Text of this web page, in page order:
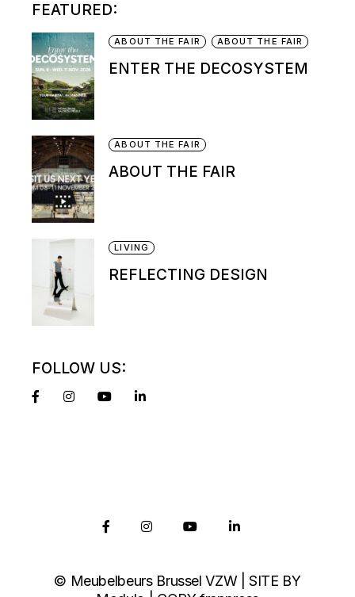
FEATURED:
ABOUT THE FAIR ABOUT THE FAIR
ENTER THE DECOSYSTEM
ABOUT THE FAIR
ABOUT THE FAIR
LIVING
REFLECTING DESIGN
FOLLOW US:
© Meubelbeurs Brussel VZW | SITE BY